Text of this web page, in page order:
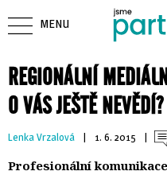
REGIONÁLNÍ
O VÁS JEŠTĚ NEVĚDÍ?
Lenka Vrzalová | 1. 6. 2015 |
Profesionální
MENU